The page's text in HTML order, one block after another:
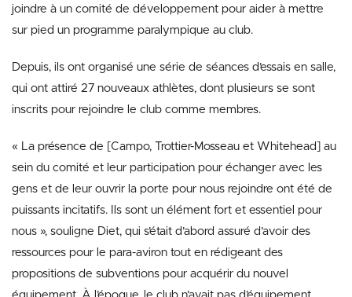
joindre à un comité de développement pour aider à mettre
sur pied un programme paralympique au club.
Depuis, ils ont organisé une série de séances d’essais en salle,
qui ont attiré 27 nouveaux athlètes, dont plusieurs se sont
inscrits pour rejoindre le club comme membres.
« La présence de [Campo, Trottier-Mosseau et Whitehead] au
sein du comité et leur participation pour échanger avec les
gens et de leur ouvrir la porte pour nous rejoindre ont été de
puissants incitatifs. Ils sont un élément fort et essentiel pour
nous », souligne Diet, qui s’était d’abord assuré d’avoir des
ressources pour le para-aviron tout en rédigeant des
propositions de subventions pour acquérir du nouvel